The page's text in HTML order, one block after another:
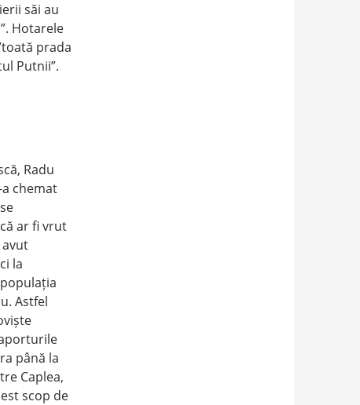
săi au
Hotarele
prada
Putnii”.
Radu
chemat
ar fi vrut
avut
la
Astfel
până la
Caplea,
scop de